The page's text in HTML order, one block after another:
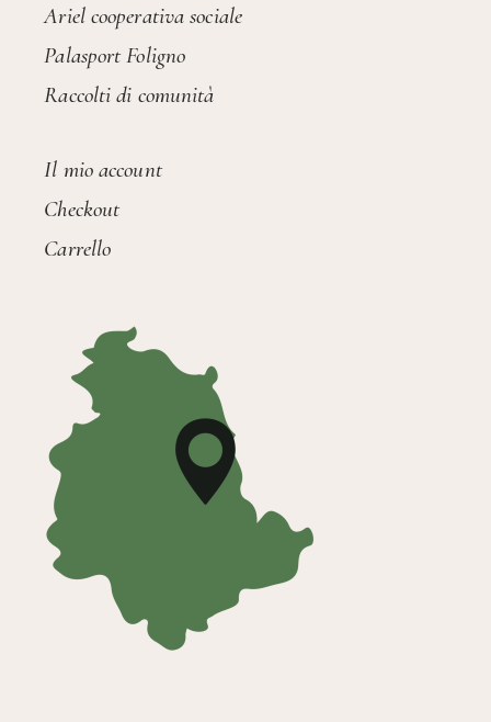
Ariel cooperativa sociale
Palasport Foligno
Raccolti di comunità
Il mio account
Checkout
Carrello